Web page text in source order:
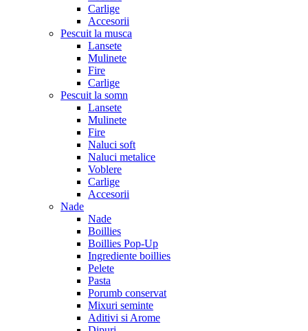
Carlige
Accesorii
Pescuit la musca
Lansete
Mulinete
Fire
Carlige
Pescuit la somn
Lansete
Mulinete
Fire
Naluci soft
Naluci metalice
Voblere
Carlige
Accesorii
Nade
Nade
Boillies
Boillies Pop-Up
Ingrediente boillies
Pelete
Pasta
Porumb conservat
Mixuri seminte
Aditivi si Arome